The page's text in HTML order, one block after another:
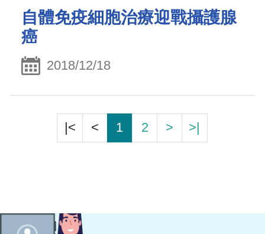
自體免疫細胞治療迎戰攝護腺
癌
2018/12/18
|< < 1 2 > >|